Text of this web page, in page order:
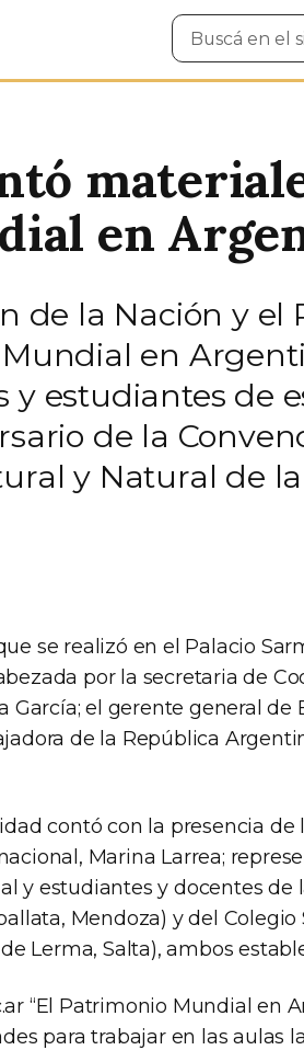
Buscar
en
en
de la Nación y
en
estudiantes de
de la
y Natural de la
se realizó en el Palacio
por la secretaria de
García; el gerente general de
de la República
contó con la presencia de
Marina Larrea;
y estudiantes y docentes de
Mendoza) y del Colegio
Lerma, Salta), ambos
“El Patrimonio Mundial en
para trabajar en las aulas